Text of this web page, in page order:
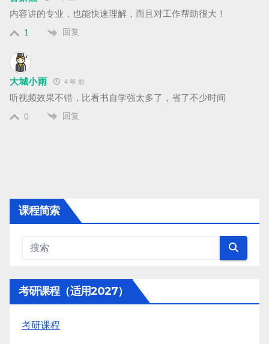
内容讲的专业，也能快速理解，而且对工作帮助很大！
1 回复
大城小雨 4 年 前
听视频效果不错，比看书自学强太多了，省了不少时间
0 回复
课程简索
考研课程（适用2027）
考研课程